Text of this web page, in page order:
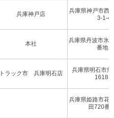
兵庫神戸店
兵庫県神戸市西
3-1-4
本社
兵庫県丹波市氷
番地1
トラック市 兵庫明石店
兵庫県明石市
1618-1
兵庫県姫路市花
田720番